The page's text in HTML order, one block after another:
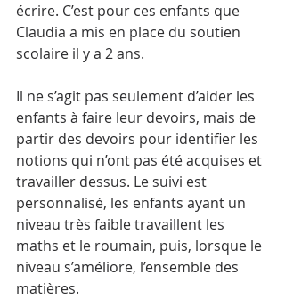
écrire. C’est pour ces enfants que
Claudia a mis en place du soutien
scolaire il y a 2 ans.
Il ne s’agit pas seulement d’aider les
enfants à faire leur devoirs, mais de
partir des devoirs pour identifier les
notions qui n’ont pas été acquises et
travailler dessus. Le suivi est
personnalisé, les enfants ayant un
niveau très faible travaillent les
maths et le roumain, puis, lorsque le
niveau s’améliore, l’ensemble des
matières.